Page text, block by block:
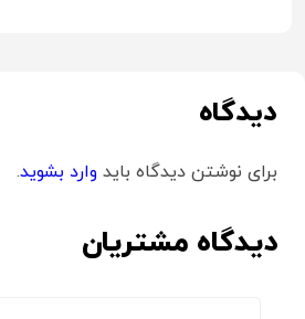
دیدگاه
برای نوشتن دیدگاه باید وارد بشوید.
دیدگاه مشتریان